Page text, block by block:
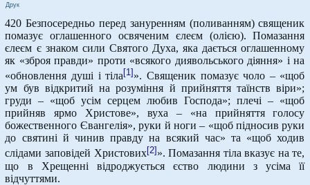
Друк
420 Безпосередньо перед зануренням (поливанням) священик
помазує оглашенного освяченим єлеєм (олією). Помазання
єлеєм є знаком сили Святого Духа, яка дається оглашенному
як «зброя правди» проти «всякого диявольського діяння» і на
«обновлення душі і тіла [1] ». Священик помазує чоло – «щоб
ум був відкритий на розуміння й прийняття таїнств віри»;
груди – «щоб усім серцем любив Господа»; плечі – «щоб
прийняв ярмо Христове», вуха – «на прийняття голосу
божественного Євангелія», руки й ноги – «щоб підносив руки
до святині й чинив правду на всякий час» та «щоб ходив
слідами заповідей Христових[2]». Помазання тіла вказує на те,
що в Хрещенні відроджується єство людини з усіма її
відчуттями.